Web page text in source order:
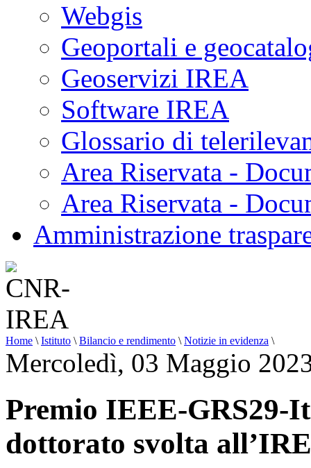
Webgis
Geoportali e
Geoservizi IREA
Software IREA
Glossario di
Area Riservata -
Area Riservata -
Amministrazione
Home \ Istituto \ Bilancio e rendimento \ Notizie in evidenza \
Mercoledì, 03 Maggio
Premio IEEE-GRS29-
dottorato svolta